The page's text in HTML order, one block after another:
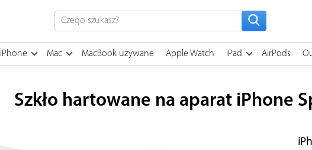
iPhone Mac MacBook używane Apple Watch iPad AirPods
Szkło hartowane na aparat iPhone